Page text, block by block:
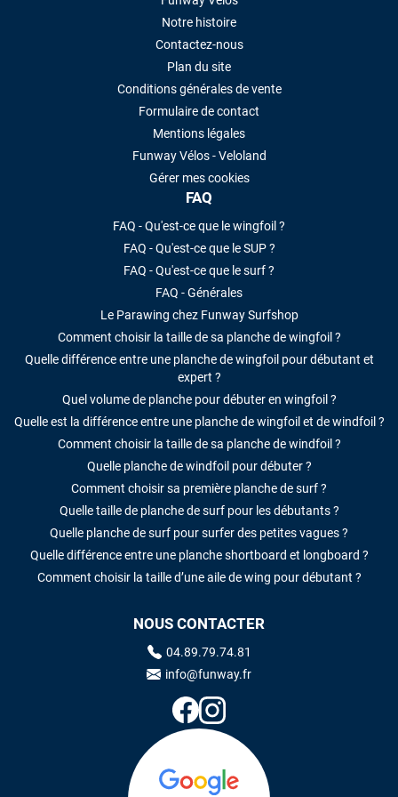
Notre histoire
Contactez-nous
Plan du site
Conditions générales de vente
Formulaire de contact
Mentions légales
Funway Vélos - Veloland
Gérer mes cookies
FAQ
FAQ - Qu'est-ce que le wingfoil ?
FAQ - Qu'est-ce que le SUP ?
FAQ - Qu'est-ce que le surf ?
FAQ - Générales
Le Parawing chez Funway Surfshop
Comment choisir la taille de sa planche de wingfoil ?
Quelle différence entre une planche de wingfoil pour débutant et
expert ?
Quel volume de planche pour débuter en wingfoil ?
Quelle est la différence entre une planche de wingfoil et de windfoil ?
Comment choisir la taille de sa planche de windfoil ?
Quelle planche de windfoil pour débuter ?
Comment choisir sa première planche de surf ?
Quelle taille de planche de surf pour les débutants ?
Quelle planche de surf pour surfer des petites vagues ?
Quelle différence entre une planche shortboard et longboard ?
Comment choisir la taille d’une aile de wing pour débutant ?
NOUS CONTACTER
04.89.79.74.81
info@funway.fr